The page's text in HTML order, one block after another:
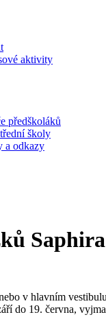
aktivity
předškoláků
školy
a odkazy
Saphira
v hlavním
do 19. června,